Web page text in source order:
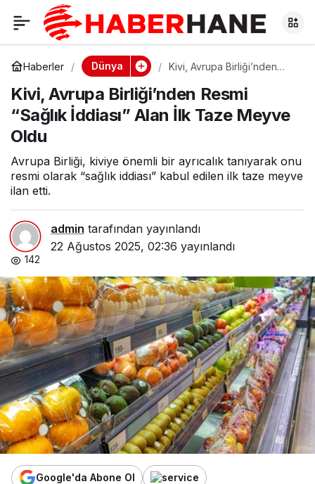
Haberler Dünya
Kivi, Avrupa Birliği’nden
İlk Taze Meyve Oldu
Kivi, Avrupa Birliği’nden Resmi
“Sağlık İddiası” Alan İlk Taze Meyve
Oldu
Avrupa Birliği, kiviye önemli bir ayrıcalık tanıyarak onu
resmi olarak “sağlık iddiası” kabul edilen ilk taze meyve
ilan etti.
admin tarafından yayınlandı
22 Ağustos 2025, 02:36 yayınlandı
142
Google'da Abone Ol
Kivi, Avrupa
Birliği’nden Resmi
“Sağlık İddiası” Alan
İlk Taze Meyve Oldu